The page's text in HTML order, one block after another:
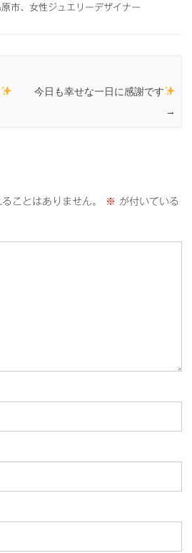
市、女性ジュエリーデザイナー
今日も幸せな一日に感謝です
→
ことはありません。 ※ が付いている